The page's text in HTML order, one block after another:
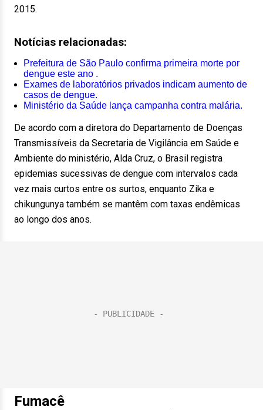
2015.
Notícias relacionadas:
Prefeitura de São Paulo confirma primeira morte por
dengue este ano .
Exames de laboratórios privados indicam aumento de
casos de dengue.
Ministério da Saúde lança campanha contra malária.
De acordo com a diretora do Departamento de Doenças
Transmissíveis da Secretaria de Vigilância em Saúde e
Ambiente do ministério, Alda Cruz, o Brasil registra
epidemias sucessivas de dengue com intervalos cada
vez mais curtos entre os surtos, enquanto Zika e
chikungunya também se mantêm com taxas endêmicas
ao longo dos anos.
Fumacê